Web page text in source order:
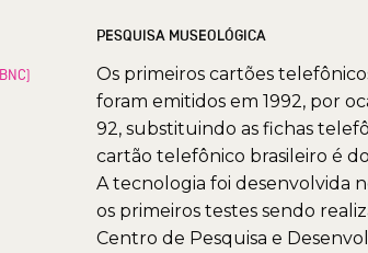
PESQUISA MUSEOLÓGICA
Os primeiros cartões
foram emitidos em 1992, por
92, substituindo as fichas
cartão telefônico brasileiro é
A tecnologia foi desenvolvida
os primeiros testes sendo
Centro de Pesquisa e